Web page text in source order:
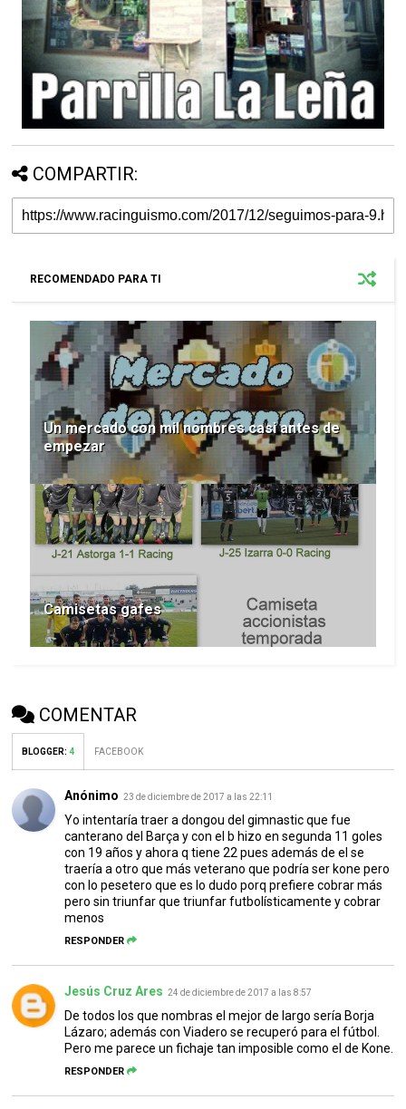
COMPARTIR:
RECOMENDADO PARA TI
Un mercado con mil nombres casi antes de
empezar
Camisetas gafes
COMENTAR
BLOGGER:4 FACEBOOK
Anónimo 23 de diciembre de 2017 a las 22:11
Yo intentaría traer a dongou del gimnastic que fue
canterano del Barça y con el b hizo en segunda 11 goles
con 19 años y ahora q tiene 22 pues además de el se
traería a otro que más veterano que podría ser kone pero
con lo pesetero que es lo dudo porq prefiere cobrar más
pero sin triunfar que triunfar futbolísticamente y cobrar
menos
RESPONDER
Jesús Cruz Ares 24 de diciembre de 2017 a las 8:57
De todos los que nombras el mejor de largo sería Borja
Lázaro; además con Viadero se recuperó para el fútbol.
Pero me parece un fichaje tan imposible como el de Kone.
RESPONDER